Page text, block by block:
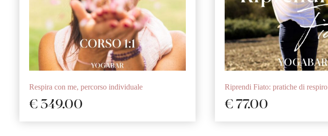
Respira con me, percorso individuale
€ 349.00
Riprendi Fiato: pratiche di respiro
€77.00